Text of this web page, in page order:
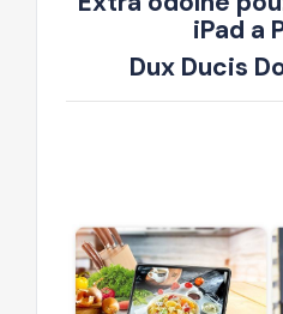
iPad a
Dux Ducis